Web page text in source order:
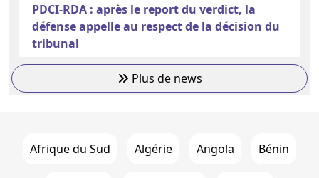
PDCI-RDA : après le report du verdict, la
défense appelle au respect de la décision du
tribunal
Plus de news
Afrique du Sud Algérie Angola Bénin